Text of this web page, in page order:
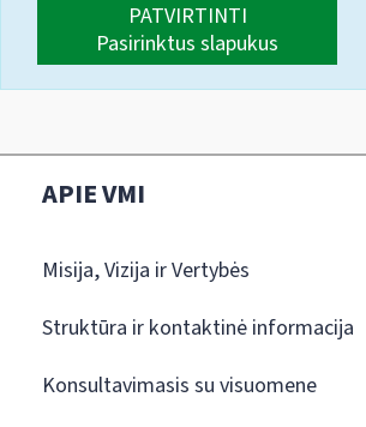
PATVIRTINTI
Pasirinktus slapukus
APIE VMI
Misija, Vizija ir Vertybės
Struktūra ir kontaktinė informacija
Konsultavimasis su visuomene